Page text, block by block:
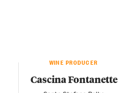
WINE PRODUCER
Cascina Fontanette